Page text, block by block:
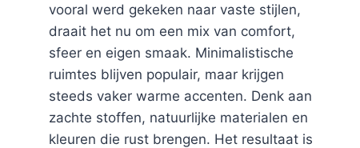
vooral werd gekeken naar vaste stijlen,
draait het nu om een mix van comfort,
sfeer en eigen smaak. Minimalistische
ruimtes blijven populair, maar krijgen
steeds vaker warme accenten. Denk aan
zachte stoffen, natuurlijke materialen en
kleuren die rust brengen. Het resultaat is